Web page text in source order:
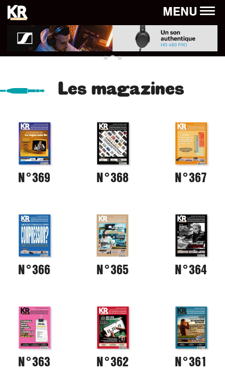
MENU
Les magazines
N°369 N°368 N°367
N°366 N°365 N°364
N°363 N°362 N°361
Panneau de gestion des cookies